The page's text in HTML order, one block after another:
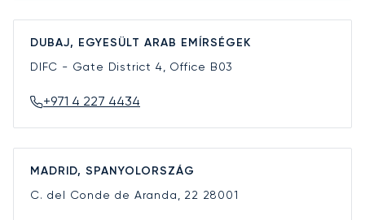
DUBAJ, EGYESÜLT ARAB EMÍRSÉGEK
DIFC - Gate District 4, Office B03
+971 4 227 4434
MADRID, SPANYOLORSZÁG
C. del Conde de Aranda, 22 28001